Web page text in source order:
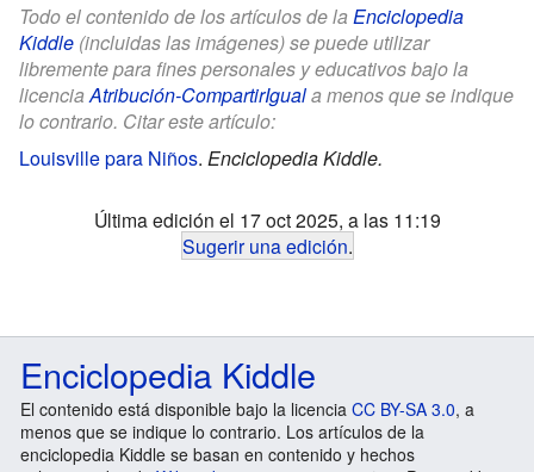
Todo el contenido de los artículos de la Enciclopedia
Kiddle (incluidas las imágenes) se puede utilizar
libremente para fines personales y educativos bajo la
licenciaAtribución-CompartirIguala menos que se indique
lo contrario. Citar este artículo:
Louisville para Niños. Enciclopedia Kiddle.
Última edición el 17 oct 2025, a las 11:19
Sugerir una edición.
Enciclopedia Kiddle
El contenido está disponible bajo la licencia CC BY-SA 3.0, a
menos que se indique lo contrario. Los artículos de la
enciclopedia Kiddle se basan en contenido y hechos